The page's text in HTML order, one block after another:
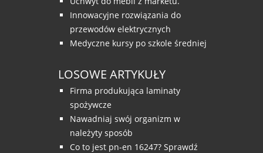
Innowacyjne rozwiązania do
przewodów elektrycznych
Medyczne kursy po szkole średniej
LOSOWE ARTYKUŁY
Firma produkująca laminaty
spożywcze
Nawadniaj swój organizm w
należyty sposób
Co to jest pn-en 16247? Sprawdź